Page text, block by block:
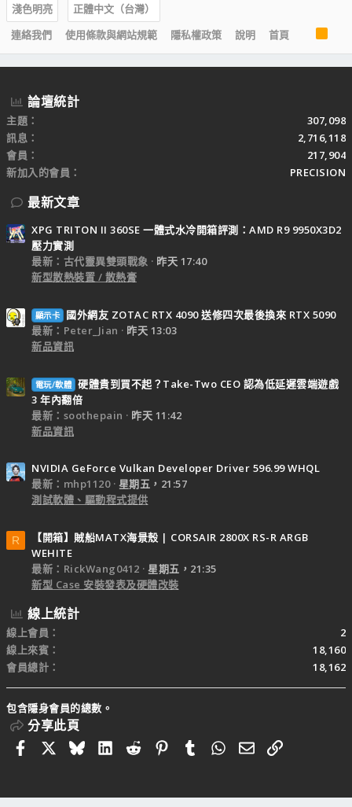
淺色明亮
正體中文（台灣）
連絡我們
使用條款與網站規範 隱私權政策 說明 首頁
R
S
S
論壇統計
主題
307,098
訊息
2,716,118
會員
217,904
新加入的會員
PRECISION
最新文章
XPG TRITON II 360SE 一體式水冷開箱評測：AMD R9 9950X3D2
壓力實測
最新：古代靈異雙頭戰象
昨天 17:40
新型散熱裝置 / 散熱膏
顯示卡
國外網友 ZOTAC RTX 4090 送修四次最後換來 RTX 5090
最新：Peter_Jian
昨天 13:03
新品資訊
電玩/軟體 硬體貴到買不起？Take-Two CEO 認為低延遲雲端遊戲
3 年內翻倍
最新：soothepain
昨天 11:42
新品資訊
NVIDIA GeForce Vulkan Developer Driver 596.99 WHQL
最新：mhp1120
星期五，21:57
測試軟體、驅動程式提供
R
【開箱】賊船MATX海景殼 | CORSAIR 2800X RS-R ARGB
WEHITE
最新：RickWang0412
星期五，21:35
新型 Case 安裝發表及硬體改裝
線上統計
線上會員
2
線上來賓
18,160
會員總計
18,162
包含隱身會員的總數。
分享此頁
FacebookBlueskyLinkedIn
RedditPinterestTumblrWhatsApp
電子郵件
連結